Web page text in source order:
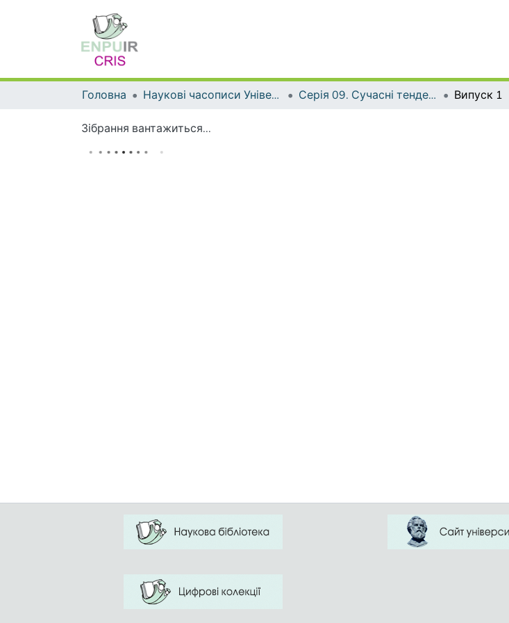
Головна Наукові часописи Університету Серія 09. Сучасні тенденції розвитку мов Випуск 1
Зібрання вантажиться...